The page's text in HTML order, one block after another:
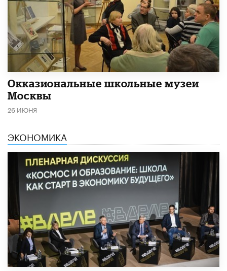
​Окказиональные школьные музеи
Москвы
26 ИЮНЯ
ЭКОНОМИКА